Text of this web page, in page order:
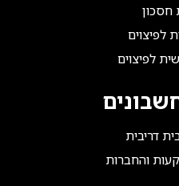
חסכון
לפיצוים
לפיצוים
דריבית
והחברות